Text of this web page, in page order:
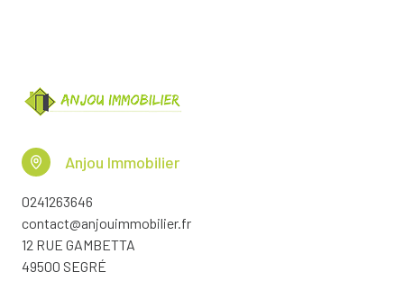
Anjou Immobilier
0241263646
contact@anjouimmobilier.fr
12 RUE GAMBETTA
49500 SEGRÉ